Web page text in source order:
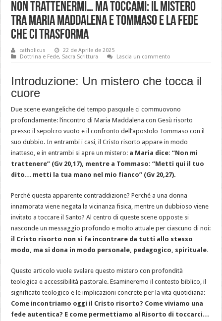
Non trattenermi… ma toccami: Il mistero
tra Maria Maddalena e Tommaso e la fede
che ci trasforma
catholicus
22 de Aprile de 2025
Dottrina e Fede, Sacra Scrittura Lascia un commento
Introduzione: Un mistero che tocca il
cuore
Due scene evangeliche del tempo pasquale ci commuovono
profondamente: l’incontro di Maria Maddalena con Gesù risorto
presso il sepolcro vuoto e il confronto dell’apostolo Tommaso con il
suo dubbio. In entrambi i casi, il Cristo risorto appare in modo
inatteso, e in entrambi si apre un mistero: a Maria dice: “Non mi
trattenere” (Gv 20,17), mentre a Tommaso: “Metti qui il tuo
dito… metti la tua mano nel mio fianco” (Gv 20,27).
Perché questa apparente contraddizione? Perché a una donna
innamorata viene negata la vicinanza fisica, mentre un dubbioso viene
invitato a toccare il Santo? Al centro di queste scene opposte si
nasconde un messaggio profondo e molto attuale per ciascuno di noi:
il Cristo risorto non si fa incontrare da tutti allo stesso
modo, ma si dona in modo personale, pedagogico, spirituale.
Questo articolo vuole svelare questo mistero con profondità
teologica e accessibilità pastorale. Esamineremo il contesto biblico, il
significato teologico e le implicazioni concrete per la vita quotidiana:
Come incontriamo oggi il Cristo risorto? Come viviamo una
fede autentica? E come permettiamo al Risorto di toccarci…